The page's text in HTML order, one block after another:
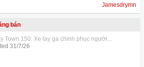
Jamesdrymn
bán
Town 150: Xe tay ga chinh phục người...
31/7/26